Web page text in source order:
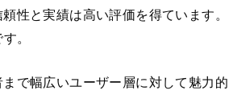
性と実績は高い評価を得ています。
。
で幅広いユーザー層に対して魅力的